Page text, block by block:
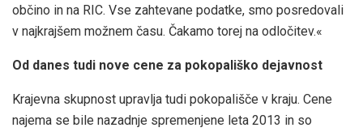
občino in na RIC. Vse zahtevane podatke, smo posredovali
v najkrajšem možnem času. Čakamo torej na odločitev.«
Od danes tudi nove cene za pokopališko dejavnost
Krajevna skupnost upravlja tudi pokopališče v kraju. Cene
najema se bile nazadnje spremenjene leta 2013 in so